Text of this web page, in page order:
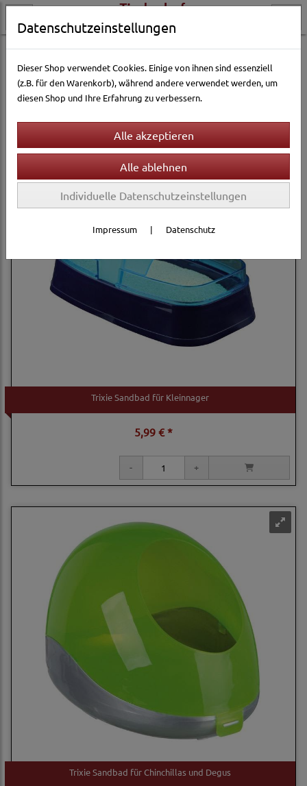
Kleintierwelt Ausstattung & Zubehör Sandbadehäuser
Sortierung wählen
Filter
Trixie Sandbad für Kleinnager
5,99 € *
Trixie Sandbad für Chinchillas und Degus
Datenschutzeinstellungen
Dieser Shop verwendet Cookies. Einige von ihnen sind essenziell
(z.B. für den Warenkorb), während andere verwendet werden, um
diesen Shop und Ihre Erfahrung zu verbessern.
Individuelle Datenschutzeinstellungen
Impressum | Datenschutz